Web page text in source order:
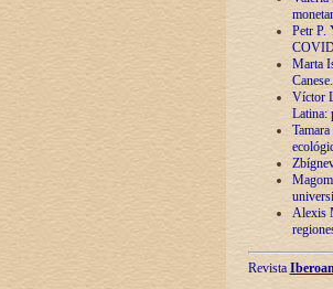
Petr P.
Marta
Víctor
Latina:
Alexis
Revista